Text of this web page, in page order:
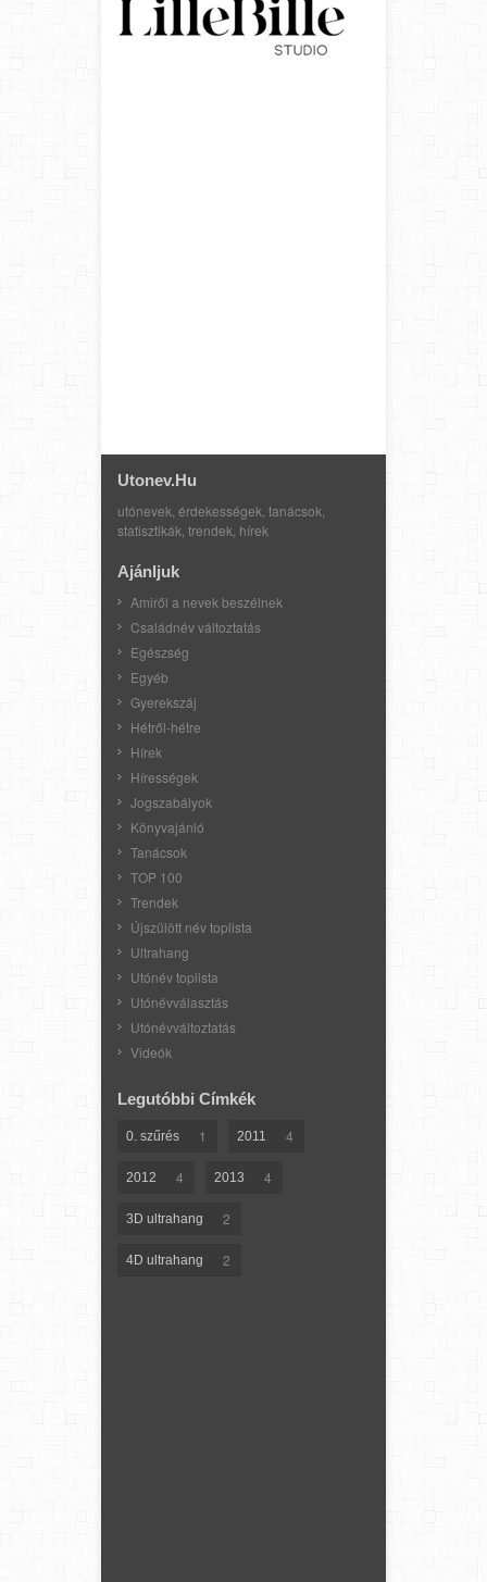
Utonev.hu
utónevek, érdekességek, tanácsok,
statisztikák, trendek, hírek
Ajánljuk
Amiről a nevek beszélnek
Családnév változtatás
Egészség
Egyéb
Gyerekszáj
Hétről-hétre
Hírek
Hírességek
Jogszabályok
Könyvajánló
Tanácsok
TOP 100
Trendek
Újszülött név toplista
Ultrahang
Utónév toplista
Utónévválasztás
Utónévváltoztatás
Videók
Legutóbbi Címkék
0. szűrés 1 2011 4
2012 4 2013 4
3D ultrahang 2
4D ultrahang 2